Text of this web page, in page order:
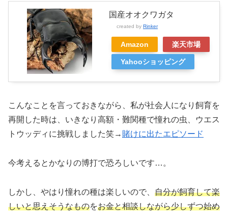
国産オオクワガタ
created by Rinker
Amazon 楽天市場
Yahooショッピング
こんなことを言っておきながら、私が社会人になり飼育を
再開した時は、いきなり高額・難関種で憧れの虫、ウエス
トウッディに挑戦しました笑→ 賭けに出たエピソード
今考えるとかなりの博打で恐ろしいです…。
しかし、やはり憧れの種は楽しいので、 自分が飼育して楽
しいと思えそうなものをお金と相談しながら少しずつ始め